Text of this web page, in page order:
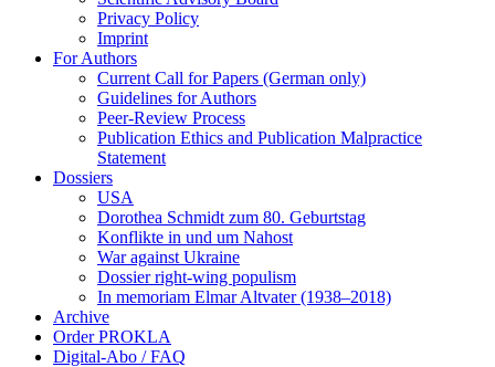
Privacy Policy
Imprint
For Authors
Current Call for Papers (German only)
Guidelines for Authors
Peer-Review Process
Publication Ethics and Publication Malpractice
Statement
Dossiers
USA
Dorothea Schmidt zum 80. Geburtstag
Konflikte in und um Nahost
War against Ukraine
Dossier right-wing populism
In me­mo­ri­am Elmar Altvater (1938–2018)
Archive
Order PROKLA
Digital-Abo / FAQ